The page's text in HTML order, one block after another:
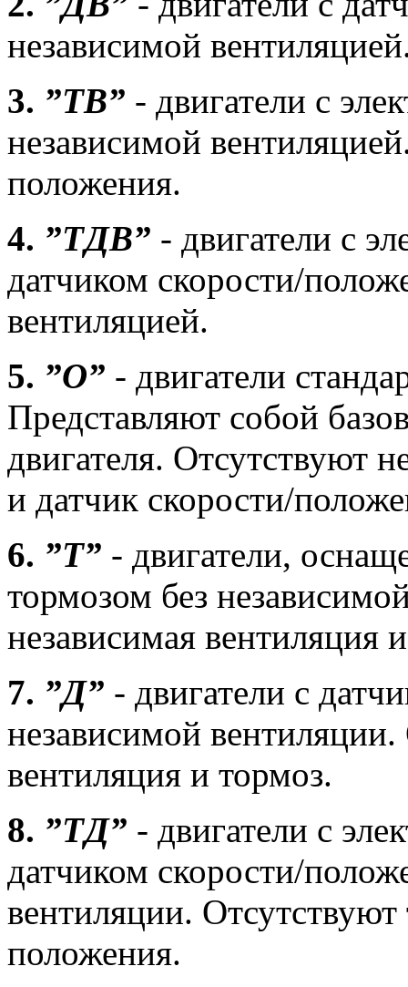
независимой
3. ”ТВ” - двигатели с
независимой
положения.
4. ”ТДВ” - двигатели с
датчиком скорости/
вентиляцией.
5. ”О” - двигатели
Представляют собой
двигателя. Отсутствуют
и датчик скорости/
6. ”Т” - двигатели,
тормозом без
независимая вентиляция
7. ”Д” - двигатели с
независимой
вентиляция и тормоз.
8. ”ТД” - двигатели с
датчиком скорости/
вентиляции.
положения.